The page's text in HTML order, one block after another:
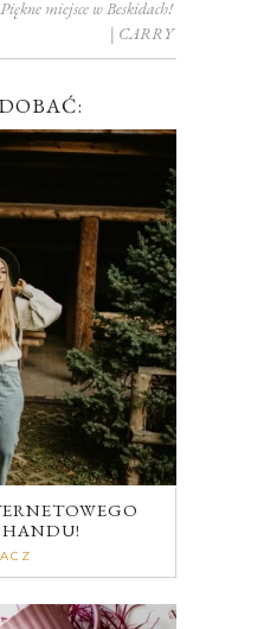
Piękne miejsce w Beskidach!
| CARRY